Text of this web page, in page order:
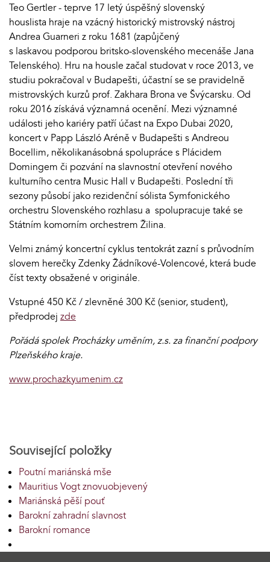
Teo Gertler - teprve 17 letý úspěšný slovenský
houslista hraje na vzácný historický mistrovský nástroj
Andrea Guarneri z roku 1681 (zapůjčený
s laskavou podporou britsko-slovenského mecenáše Jana
Telenského). Hru na housle začal studovat v roce 2013, ve
studiu pokračoval v Budapešti, účastní se se pravidelně
mistrovských kurzů prof. Zakhara Brona ve Švýcarsku. Od
roku 2016 získává významná ocenění. Mezi významné
události jeho kariéry patří účast na Expo Dubai 2020,
koncert v Papp László Aréně v Budapešti s Andreou
Bocellim, několikanásobná spolupráce s Plácidem
Domingem či pozvání na slavnostní otevření nového
kulturního centra Music Hall v Budapešti. Poslední tři
sezony působí jako rezidenční sólista Symfonického
orchestru Slovenského rozhlasu a spolupracuje také se
Státním komorním orchestrem Žilina.
Velmi známý koncertní cyklus tentokrát zazní s průvodním
slovem herečky Zdenky Žádníkové-Volencové, která bude
číst texty obsažené v originále.
Vstupné 450 Kč / zlevněné 300 Kč (senior, student),
předprodej zde
Pořádá spolek Procházky uměním, z.s. za finanční podpory
Plzeňského kraje.
www.prochazkyumenim.cz
Související položky
Poutní mariánská mše
Mauritius Vogt znovuobjevený
Mariánská pěší pouť
Barokní zahradní slavnost
Barokní romance